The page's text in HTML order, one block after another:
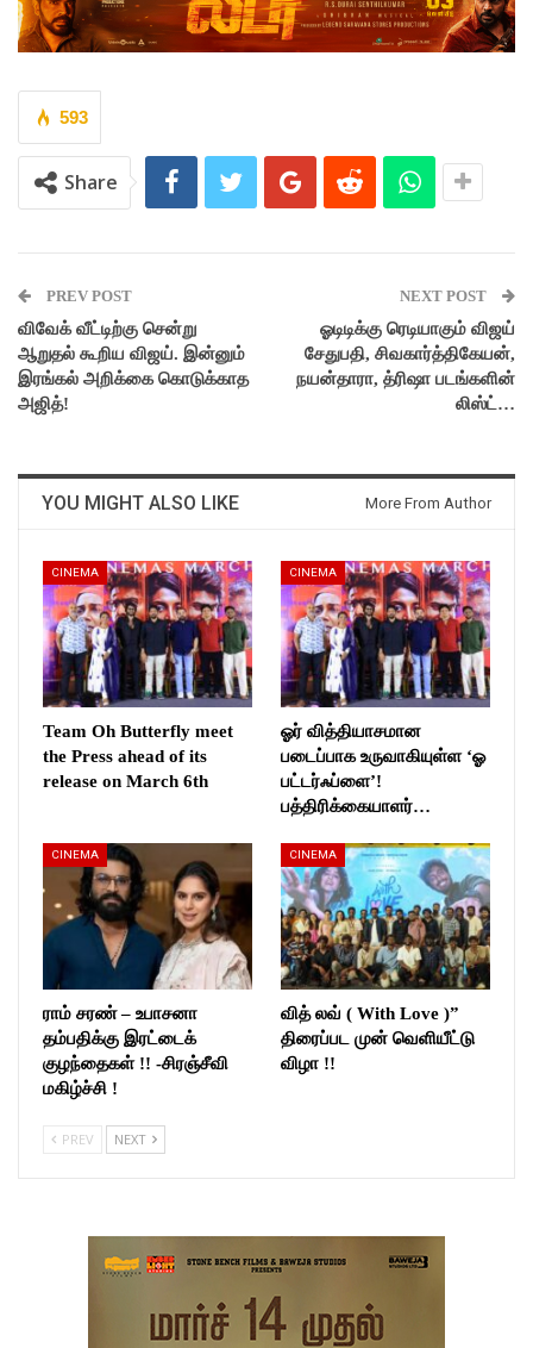
593
Share
PREV POST
விவேக் வீட்டிற்கு சென்று
ஆறுதல் கூறிய விஜய். இன்னும்
இரங்கல் அறிக்கை கொடுக்காத
அஜித்!
NEXT POST
ஓடிடிக்கு ரெடியாகும் விஜய்
சேதுபதி, சிவகார்த்திகேயன்,
நயன்தாரா, த்ரிஷா படங்களின்
லிஸ்ட்…
YOU MIGHT ALSO LIKE More From Author
CINEMA
Team Oh Butterfly meet
the Press ahead of its
release on March 6th
CINEMA
ஓர் வித்தியாசமான
படைப்பாக உருவாகியுள்ள ‘ஓ
பட்டர்ஃப்ளை’!
பத்திரிக்கையாளர்…
CINEMA
ராம் சரண் – உபாசனா
தம்பதிக்கு இரட்டைக்
குழந்தைகள் !! -சிரஞ்சீவி
மகிழ்ச்சி !
CINEMA
வித் லவ் ( With Love )”
திரைப்பட முன் வெளியீட்டு
விழா !!
PREV NEXT